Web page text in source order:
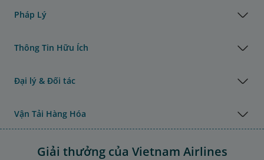
Pháp Lý
Thông Tin Hữu Ích
Đại lý & Đối tác
Vận Tải Hàng Hóa
Giải thưởng của Vietnam Airlines